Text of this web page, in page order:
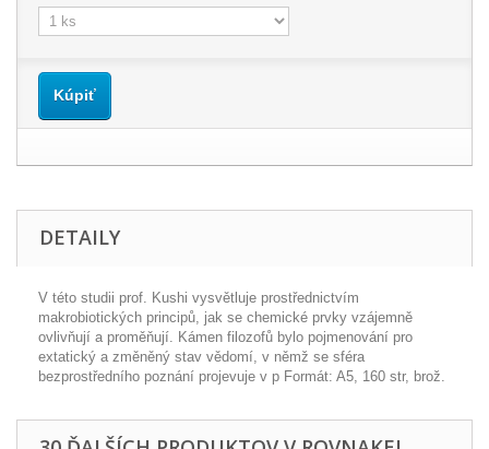
Kúpiť
DETAILY
V této studii prof. Kushi vysvětluje prostřednictvím
makrobiotických principů, jak se chemické prvky vzájemně
ovlivňují a proměňují. Kámen filozofů bylo pojmenování pro
extatický a změněný stav vědomí, v němž se sféra
bezprostředního poznání projevuje v p Formát: A5, 160 str, brož.